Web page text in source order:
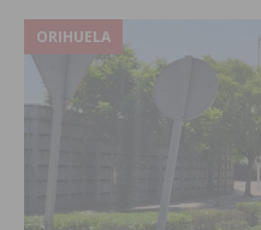
ORIHUELA